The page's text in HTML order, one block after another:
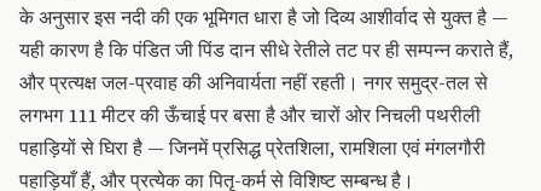
के अनुसार इस नदी की एक भूमिगत धारा है जो दिव्य आशीर्वाद से युक्त है —
यही कारण है कि पंडित जी पिंड दान सीधे रेतीले तट पर ही सम्पन्न कराते हैं,
और प्रत्यक्ष जल-प्रवाह की अनिवार्यता नहीं रहती। नगर समुद्र-तल से
लगभग 111 मीटर की ऊँचाई पर बसा है और चारों ओर निचली पथरीली
पहाड़ियों से घिरा है — जिनमें प्रसिद्ध प्रेतशिला, रामशिला एवं मंगलगौरी
पहाड़ियाँ हैं, और प्रत्येक का पितृ-कर्म से विशिष्ट सम्बन्ध है।